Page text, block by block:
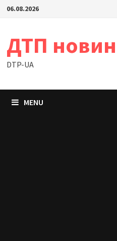
Skip06.08.2026
ДТП
DTP-UA
MENU